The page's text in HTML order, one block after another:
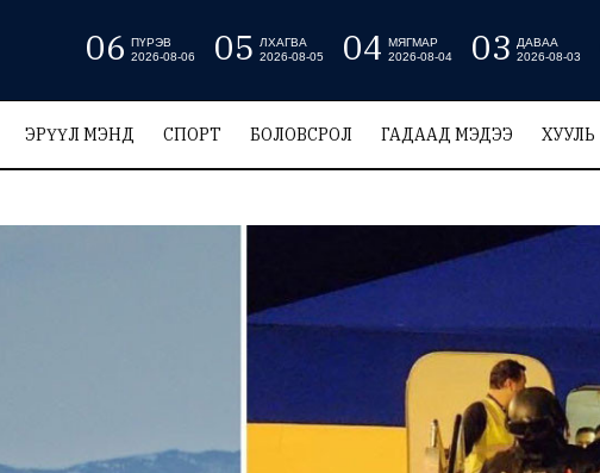
06 ПҮРЭВ
2026-08-06
05
ЛХАГВА
2026-08-05
04 МЯГМАР
2026-08-04
03
ДАВАА
2026-08-03
ЭРҮҮЛ МЭНД СПОРТ БОЛОВСРОЛ ГАДААД МЭДЭЭ ХУУЛЬ